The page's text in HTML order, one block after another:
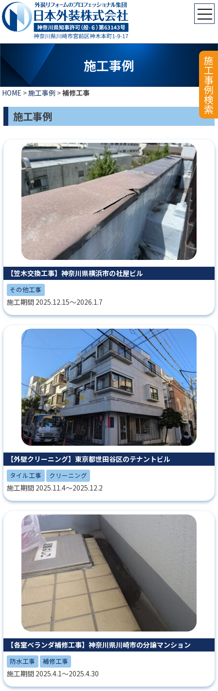
施工事例
HOME >施工事例 >補修工事 施工事例検索
施工事例
【笠木交換工事】神奈川県横浜市の社屋ビル
その他工事
施工期間 2025.12.15～2026.1.7
【外壁クリーニング】東京都世田谷区のテナントビル
タイル工事 クリーニング
施工期間 2025.11.4～2025.12.2
【各室ベランダ補修工事】神奈川県川崎市の分譲マンション
防水工事 補修工事
施工期間 2025.4.1～2025.4.30